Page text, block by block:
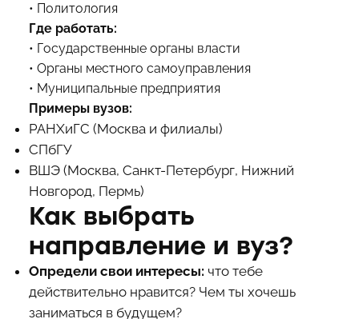
• Политология
Где работать:
• Государственные органы власти
• Органы местного самоуправления
• Муниципальные предприятия
Примеры вузов:
РАНХиГС (Москва и филиалы)
СПбГУ
ВШЭ (Москва, Санкт-Петербург, Нижний
Новгород, Пермь)
Как выбрать
направление и вуз?
Определи свои интересы: что тебе
действительно нравится? Чем ты хочешь
заниматься в будущем?